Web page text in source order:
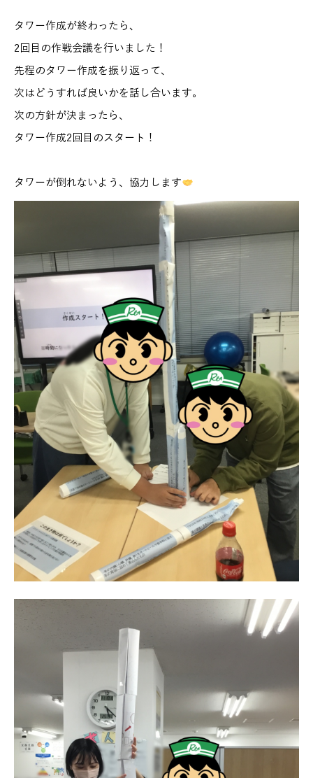
タワー作成が終わったら、
2回目の作戦会議を行いました！
先程のタワー作成を振り返って、
次はどうすれば良いかを話し合います。
次の方針が決まったら、
タワー作成2回目のスタート！
タワーが倒れないよう、協力します